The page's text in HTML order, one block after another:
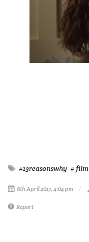
#13reasonswhy # film
6th April 2017, 4:04 pm
Report